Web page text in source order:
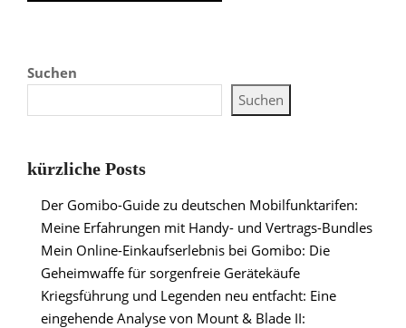
Suchen
Suchen
kürzliche Posts
Der Gomibo-Guide zu deutschen Mobilfunktarifen:
Meine Erfahrungen mit Handy- und Vertrags-Bundles
Mein Online-Einkaufserlebnis bei Gomibo: Die
Geheimwaffe für sorgenfreie Gerätekäufe
Kriegsführung und Legenden neu entfacht: Eine
eingehende Analyse von Mount & Blade II: